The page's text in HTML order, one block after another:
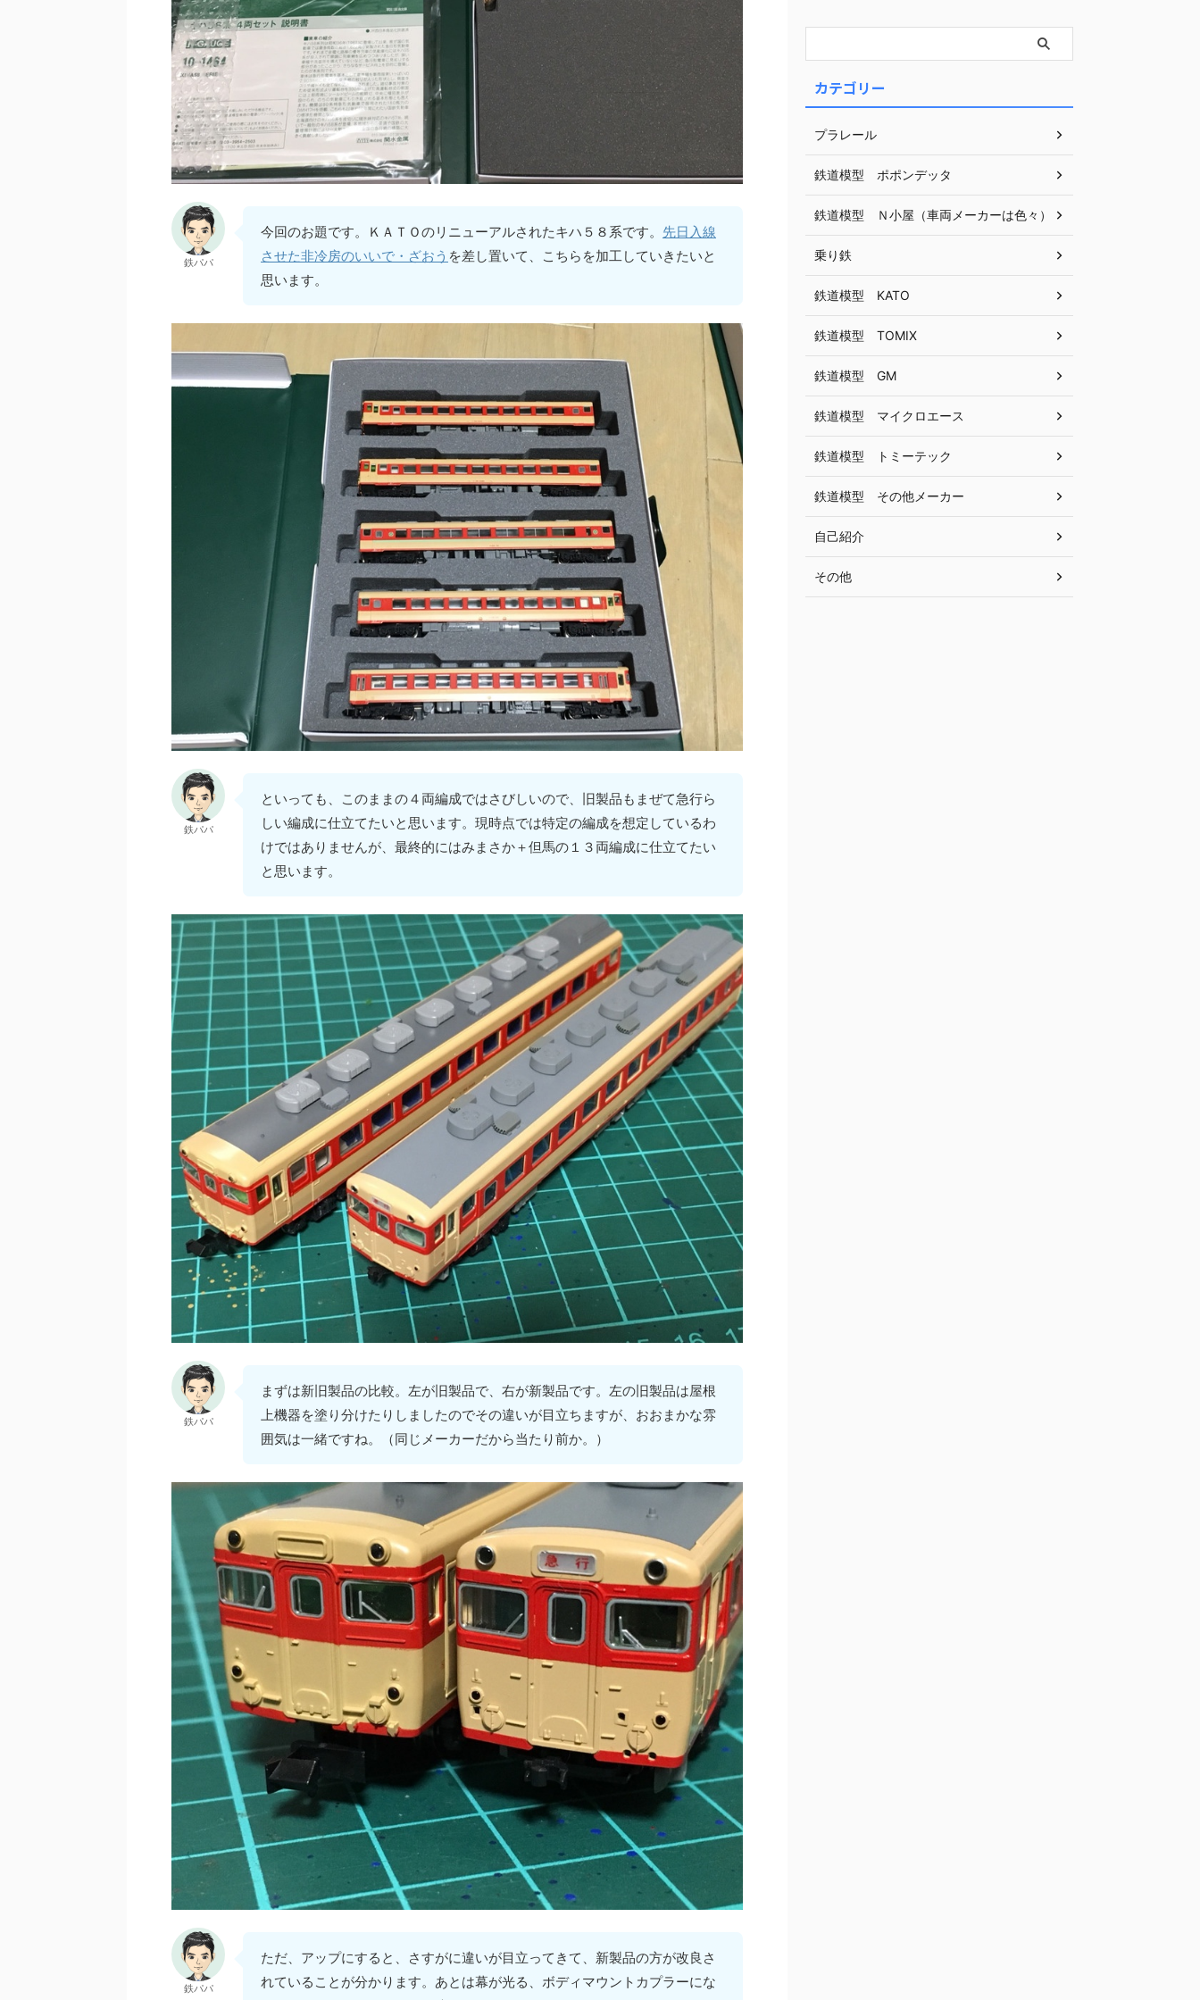
鉄パパ
今回のお題です。ＫＡＴＯのリニューアルされたキハ５８系です。 先日入線
させた非冷房のいいで・ざおう を差し置いて、こちらを加工していきたいと
思います。
鉄パパ
といっても、このままの４両編成ではさびしいので、旧製品もまぜて急行ら
しい編成に仕立てたいと思います。現時点では特定の編成を想定しているわ
けではありませんが、最終的にはみまさか＋但馬の１３両編成に仕立てたい
と思います。
鉄パパ
まずは新旧製品の比較。左が旧製品で、右が新製品です。左の旧製品は屋根
上機器を塗り分けたりしましたのでその違いが目立ちますが、おおまかな雰
囲気は一緒ですね。（同じメーカーだから当たり前か。）
鉄パパ
ただ、アップにすると、さすがに違いが目立ってきて、新製品の方が改良さ
れていることが分かります。あとは幕が光る、ボディマウントカプラーにな
カテゴリー
プラレール
鉄道模型 ポポンデッタ
鉄道模型 Ｎ小屋（車両メーカーは色々）
乗り鉄
鉄道模型 KATO
鉄道模型 TOMIX
鉄道模型 GM
鉄道模型 マイクロエース
鉄道模型 トミーテック
鉄道模型 その他メーカー
自己紹介
その他